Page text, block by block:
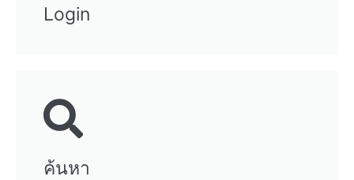
Login
ค้นหา